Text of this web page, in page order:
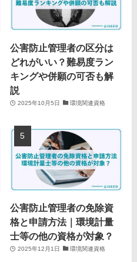
公害防止管理者の区分は
どれがいい？難易度ラン
キングや併願の可否も解
説
2025年10月5日 環境関連資格
公害防止管理者の免除資
格と申請方法｜環境計量
士等の他の資格が対象？
2025年12月1日 環境関連資格